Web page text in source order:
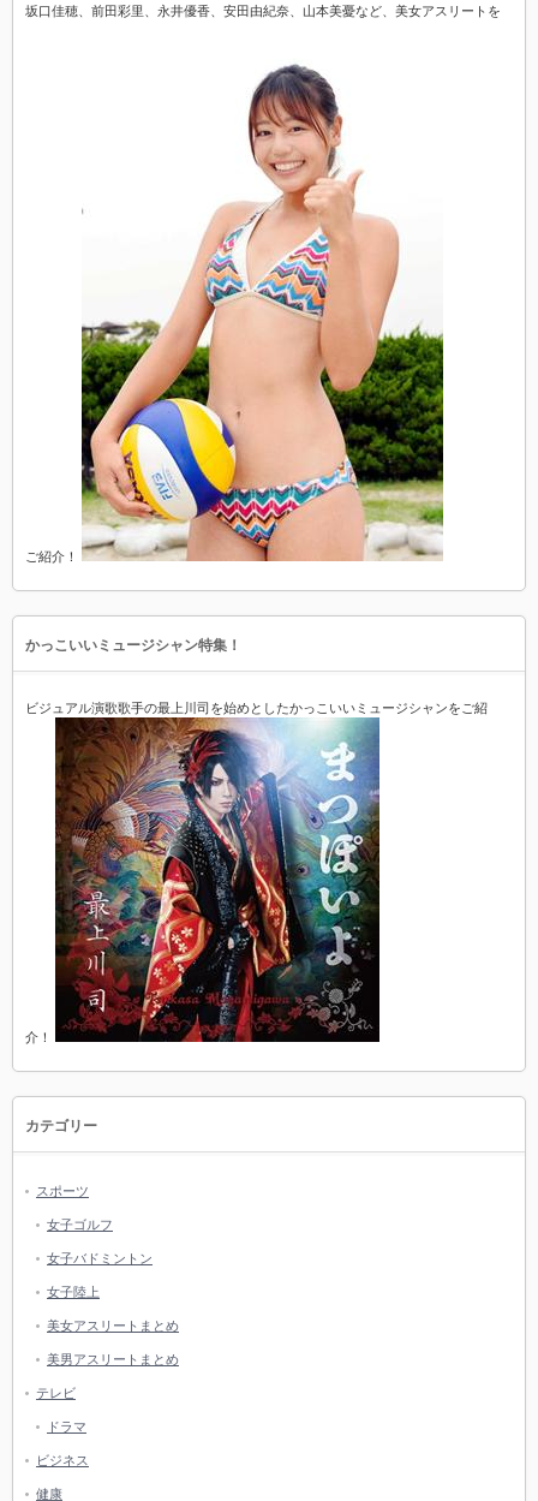
坂口佳穂、前田彩里、永井優香、安田由紀奈、山本美憂など、美女アスリートを
ご紹介！
かっこいいミュージシャン特集！
ビジュアル演歌歌手の最上川司を始めとしたかっこいいミュージシャンをご紹
介！
カテゴリー
スポーツ
女子ゴルフ
女子バドミントン
女子陸上
美女アスリートまとめ
美男アスリートまとめ
テレビ
ドラマ
ビジネス
健康